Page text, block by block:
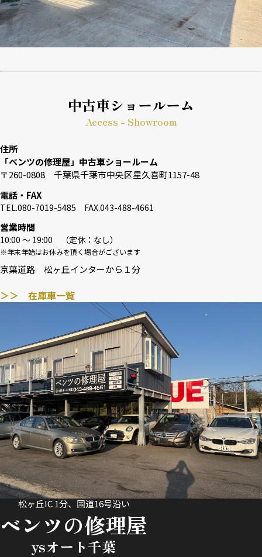
中古車ショールーム
Access - Showroom
住所
「ベンツの修理屋」中古車ショールーム
〒260-0808 千葉県千葉市中央区星久喜町1157-48
電話・FAX
TEL.080-7019-5485 FAX.043-488-4661
営業時間
10:00 〜 19:00 （定休：なし）
※年末年始はお休みを頂く場合がございます
京葉道路 松ヶ丘インターから１分
＞＞ 在庫車一覧
松ヶ丘IC 1分、国道16号沿い
ベンツの修理屋
ysオート千葉